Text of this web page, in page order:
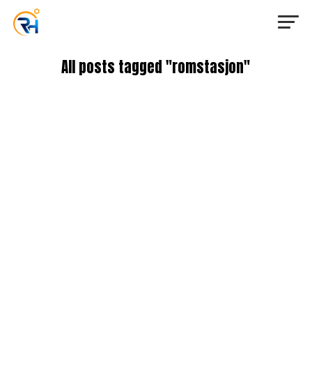
All posts tagged "romstasjon"